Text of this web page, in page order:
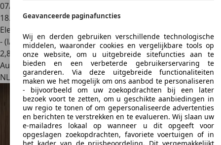
07/2025
18.944 km
Elektro/Benzine
- (l/100 km)
2,8
Autobedrijf
NL 9207 GLDrachten
Geavanceerde paginafuncties
Wij en derden gebruiken verschillende technologische
middelen, waaronder cookies en vergelijkbare tools op
onze website, om u uitgebreide sitefuncties aan te
bieden en een verbeterde gebruikerservaring te
garanderen. Via deze uitgebreide functionaliteiten
maken we het mogelijk om ons aanbod te personaliseren
- bijvoorbeeld om uw zoekopdrachten bij een later
bezoek voort te zetten, om u geschikte aanbiedingen in
uw regio te tonen of om gepersonaliseerde advertenties
en berichten te verstrekken en te evalueren. Wij slaan uw
e-mailadres lokaal op wanneer u dit opgeeft voor
opgeslagen zoekopdrachten, favoriete voertuigen of in
het kader van de prijsbeoordeling. Dit vergemakkelijkt